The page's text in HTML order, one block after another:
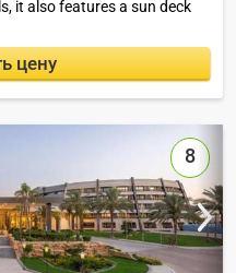
it also features a sun deck
цену
8